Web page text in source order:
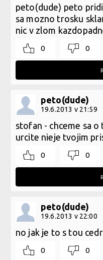
peto(dude) peto
sa mozno trosku
nic v zlom
0 0
peto(dude)
19.6.2013 v 21:59
stofan - chceme sa
urcite nieje tvojim
0 0
peto(dude)
19.6.2013 v 22:00
no jak je to s tou
0 0